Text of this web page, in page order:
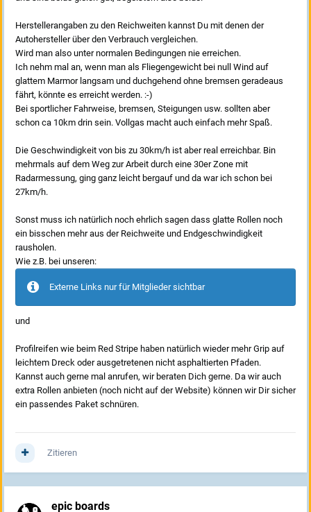
Herstellerangaben zu den Reichweiten kannst Du mit denen der
Autohersteller über den Verbrauch vergleichen.
Wird man also unter normalen Bedingungen nie erreichen.
Ich nehm mal an, wenn man als Fliegengewicht bei null Wind auf
glattem Marmor langsam und duchgehend ohne bremsen geradeaus
fährt, könnte es erreicht werden. :-)
Bei sportlicher Fahrweise, bremsen, Steigungen usw. sollten aber
schon ca 10km drin sein. Vollgas macht auch einfach mehr Spaß.
Die Geschwindigkeit von bis zu 30km/h ist aber real erreichbar. Bin
mehrmals auf dem Weg zur Arbeit durch eine 30er Zone mit
Radarmessung, ging ganz leicht bergauf und da war ich schon bei
27km/h.
Sonst muss ich natürlich noch ehrlich sagen dass glatte Rollen noch
ein bisschen mehr aus der Reichweite und Endgeschwindigkeit
rausholen.
Wie z.B. bei unseren:
Externe Links nur für Mitglieder sichtbar
und
Profilreifen wie beim Red Stripe haben natürlich wieder mehr Grip auf
leichtem Dreck oder ausgetretenen nicht asphaltierten Pfaden.
Kannst auch gerne mal anrufen, wir beraten Dich gerne. Da wir auch
extra Rollen anbieten (noch nicht auf der Website) können wir Dir sicher
ein passendes Paket schnüren.
Zitieren
epic boards